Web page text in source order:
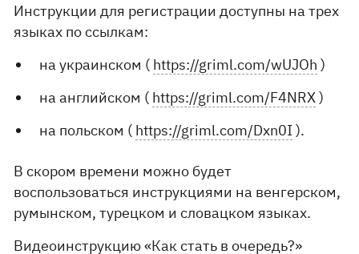
Инструкции для регистрации доступны на трех
языках по ссылкам:
на украинском ( https://griml.com/wUJOh )
на английском ( https://griml.com/F4NRX)
на польском ( https://griml.com/Dxn0I).
В скором времени можно будет
воспользоваться инструкциями на венгерском,
румынском, турецком и словацком языках.
Видеоинструкцию «Как стать в очередь?»